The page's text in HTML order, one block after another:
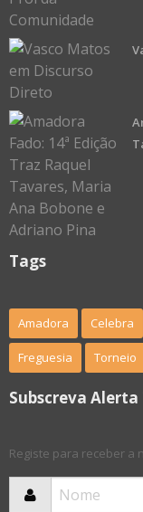
Tags
Amadora Celebra
Freguesia Torneio
Subscreva Alerta
Registe para receber a